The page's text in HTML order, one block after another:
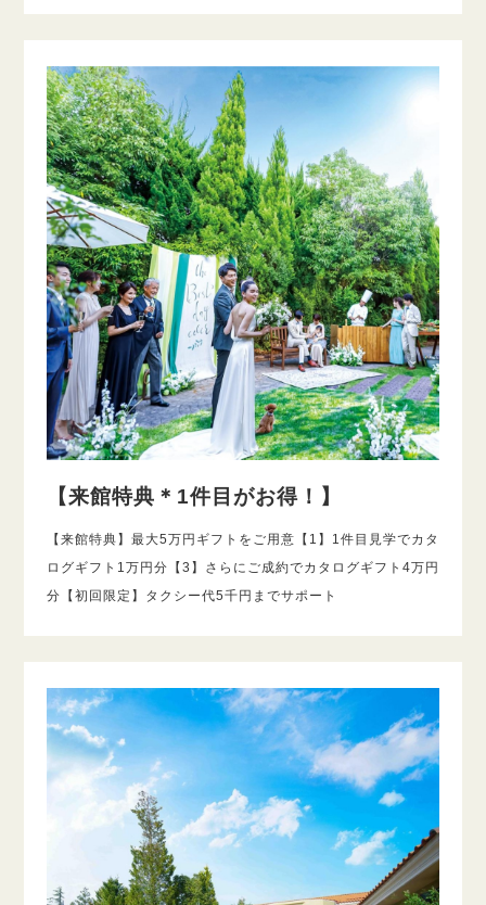
【来館特典＊1件目がお得！】
【来館特典】最大5万円ギフトをご用意【1】1件目見学でカタ
ログギフト1万円分【3】さらにご成約でカタログギフト4万円
分【初回限定】タクシー代5千円までサポート